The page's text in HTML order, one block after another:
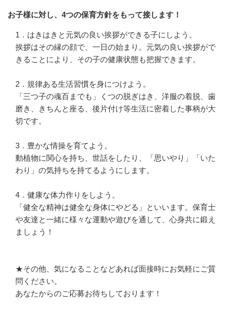
お子様に対し、4つの保育方針をもって接します！
1．はきはきと元気の良い挨拶ができる子にしよう。
挨拶はその縁の顔で、一日の始まり。元気の良い挨拶がで
きることにより、その子の健康状態も把握できます。
2．規律ある生活習慣を身につけよう。
「三つ子の魂百までも」くつの脱ぎはき、洋服の着脱、歯
磨き、きちんと座る、後片付け等生活に密着した事柄が大
切です。
3．豊かな情操を育てよう。
動植物に関心を持ち、世話をしたり、「思いやり」「いた
わり」の気持ちを持てるようにします。
4．健康な体力作りをしよう。
「健全な精神は健全な身体にやどる」といいます。保育士
や友達と一緒に様々な運動や遊びを通して、心身共に鍛え
ましょう！
★その他、気になることなどあれば面接時にお気軽にご質
問ください。
あなたからのご応募お待ちしております！